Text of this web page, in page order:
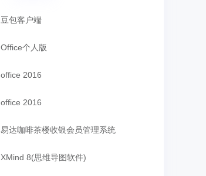
豆包客户端
Office个人版
office 2016
office 2016
易达咖啡茶楼收银会员管理系统
XMind 8(思维导图软件)